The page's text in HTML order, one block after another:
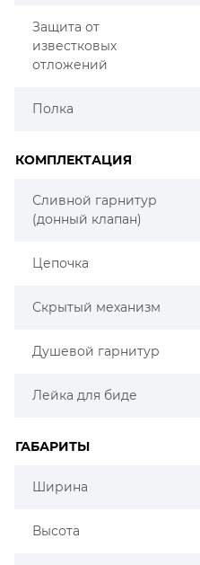
Защита от
известковых
отложений
Полка
КОМПЛЕКТАЦИЯ
Сливной гарнитур
(донный клапан)
Цепочка
Скрытый механизм
Душевой гарнитур
Лейка для биде
ГАБАРИТЫ
Ширина
Высота